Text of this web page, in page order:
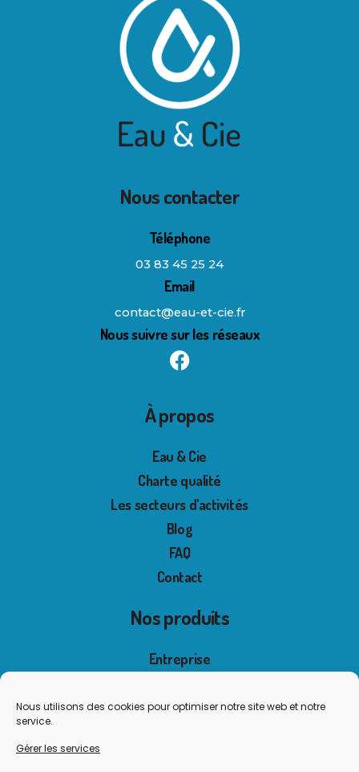
Nous utilisons des cookies pour optimiser notre site web et notre
service.
Gérer les services
Nous contacter
Téléphone
03 83 45 25 24
Email
contact@eau-et-cie.fr
Nous suivre sur les réseaux
À propos
Eau & Cie
Charte qualité
Les secteurs d'activités
Blog
FAQ
Contact
Nos produits
Entreprise
Santé